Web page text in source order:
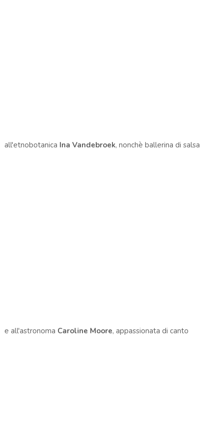
all'etnobotanica Ina Vandebroek, nonchè ballerina di salsa
e all'astronoma Caroline Moore, appassionata di canto